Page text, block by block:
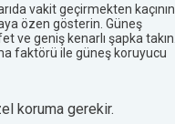
vakit geçirmekten kaçının.
özen gösterin. Güneş
ve geniş kenarlı şapka takın.
faktörü ile güneş koruyucu
koruma gerekir.